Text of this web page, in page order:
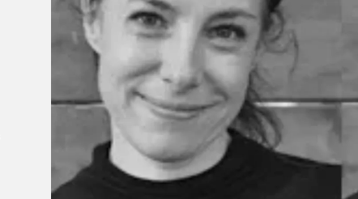
À propos du Salon
Liste des exposant·e·s
Liste des auteur·rice·s